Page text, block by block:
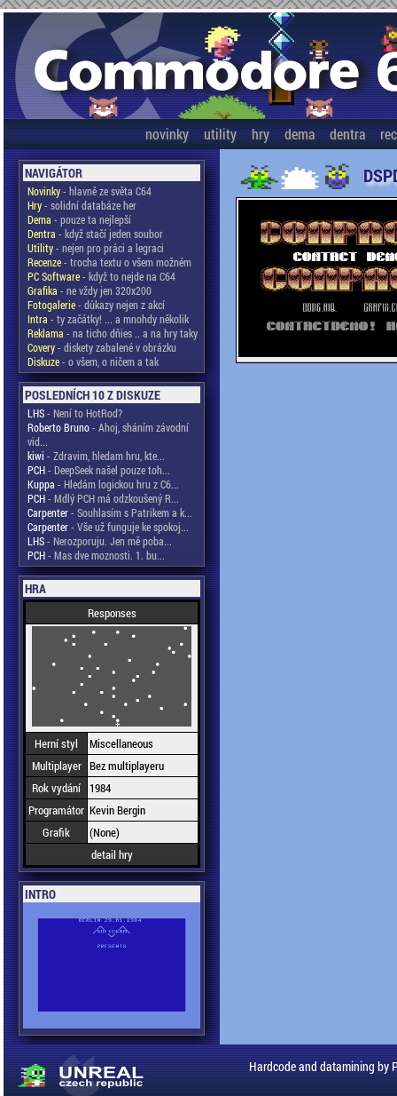
novinky utility hry dema dentra
NAVIGÁTOR
Novinky- hlavně ze světa C64
Hry- solidní databáze her
Dema - pouze ta nejlepší
Dentra - když stačí jeden soubor
Utility- nejen pro práci a legraci
Recenze- trocha textu o všem možném
PC Software- když to nejde na C64
Grafika - ne vždy jen 320x200
Fotogalerie- důkazy nejen z akcí
Intra - ty začátky! ... a mnohdy několik
Reklama - na ticho dňies .. a na hry taky
Covery- diskety zabalené v obrázku
Diskuze- o všem, o ničem a tak
POSLEDNÍCH 10 Z DISKUZE
LHS- Není to HotRod?
Roberto Bruno- Ahoj, sháním závodní
vid...
kiwi - Zdravim, hledam hru, kte...
PCH- DeepSeek našel pouze toh...
Kuppa - Hledám logickou hru z C6...
PCH- Mdlý PCH má odzkoušený R...
Carpenter- Souhlasím s Patrikem a k...
Carpenter- Vše už funguje ke spokoj...
LHS- Nerozporuju. Jen mě poba...
PCH- Mas dve moznosti. 1. bu...
HRA
Responses
Herní styl
Miscellaneous
Multiplayer Bez multiplayeru
Rok vydání
1984
Programátor Kevin Bergin
Grafik
(None)
detail hry
INTRO
Hardcode and datamining by